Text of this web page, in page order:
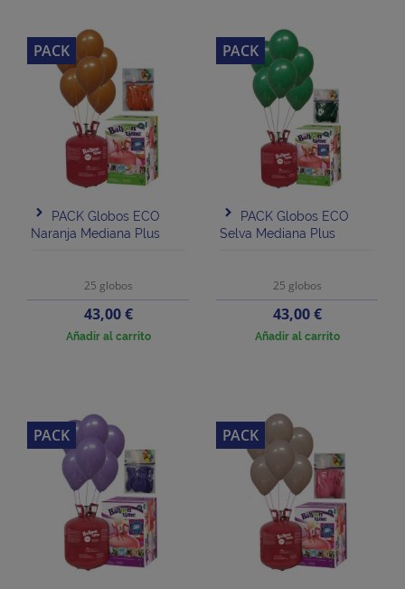
PACK Globos ECO
Naranja Mediana Plus
25 globos
Precio
43,00 €
Añadir al carrito
PACK
PACK Globos ECO
Selva Mediana Plus
25 globos
Precio
43,00 €
Añadir al carrito
PACK
PACK PACK